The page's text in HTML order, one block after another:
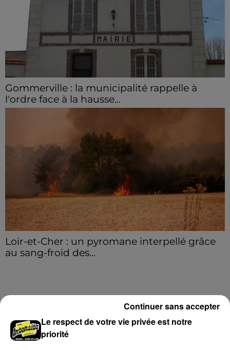
Gommerville : la municipalité rappelle à
l'ordre face à la hausse...
Incrustation de déchets, déjections sur les sites
hausse des incivilités, la mairie de Gommerville
hausse...
Loir-et-Cher : un pyromane interpellé grâce
au sang-froid des...
Voir plus
Le respect de votre vie privée est notre
priorité
Continuer sans accepter